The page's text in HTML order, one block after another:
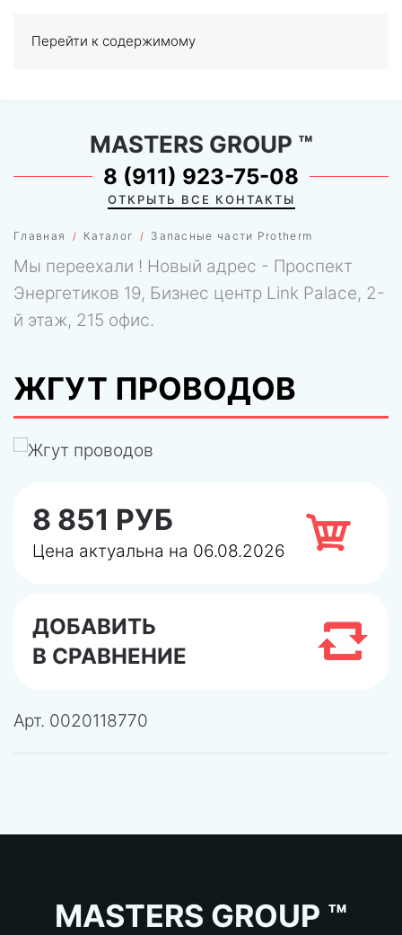
Перейти к содержимому
0
Главная Каталог Запасные части Protherm
MASTERS GROUP ™
8 (911) 923-75-08
ОТКРЫТЬ ВСЕ КОНТАКТЫ
Мы переехали ! Новый адрес - Проспект
Энергетиков 19, Бизнес центр Link Palace, 2-
й этаж, 215 офис.
ЖГУТ ПРОВОДОВ
8 851 РУБ
Цена актуальна на 06.08.2026
ДОБАВИТЬ
В СРАВНЕНИЕ
Арт. 0020118770
MASTERS GROUP ™